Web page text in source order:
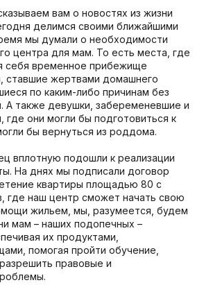
вам о новостях из жизни
делимся своими ближайшими
мы думали о необходимости
центра для мам. То есть места, где
себя временное прибежище
ставшие жертвами домашнего
по каким-либо причинам без
А также девушки, забеременевшие и
они могли бы подготовиться к
бы вернуться из роддома.
вплотную подошли к реализации
На днях мы подписали договор
квартиры площадью 80 с
где наш центр сможет начать свою
жильем, мы, разумеется, будем
мам – наших подопечных –
их продуктами,
помогая пройти обучение,
правовые и